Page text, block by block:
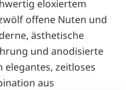
eloxiertem
offene Nuten und
ästhetische
und anodisierte
elegantes, zeitloses
aus